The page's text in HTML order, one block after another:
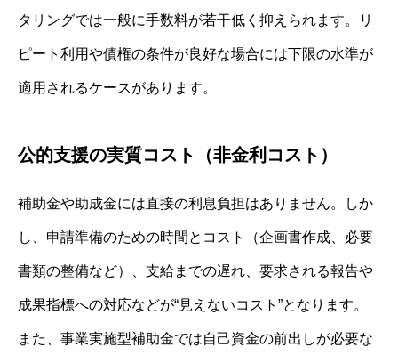
タリングでは一般に手数料が若干低く抑えられます。リ
ピート利用や債権の条件が良好な場合には下限の水準が
適用されるケースがあります。
公的支援の実質コスト（非金利コスト）
補助金や助成金には直接の利息負担はありません。しか
し、申請準備のための時間とコスト（企画書作成、必要
書類の整備など）、支給までの遅れ、要求される報告や
成果指標への対応などが“見えないコスト”となります。
また、事業実施型補助金では自己資金の前出しが必要な